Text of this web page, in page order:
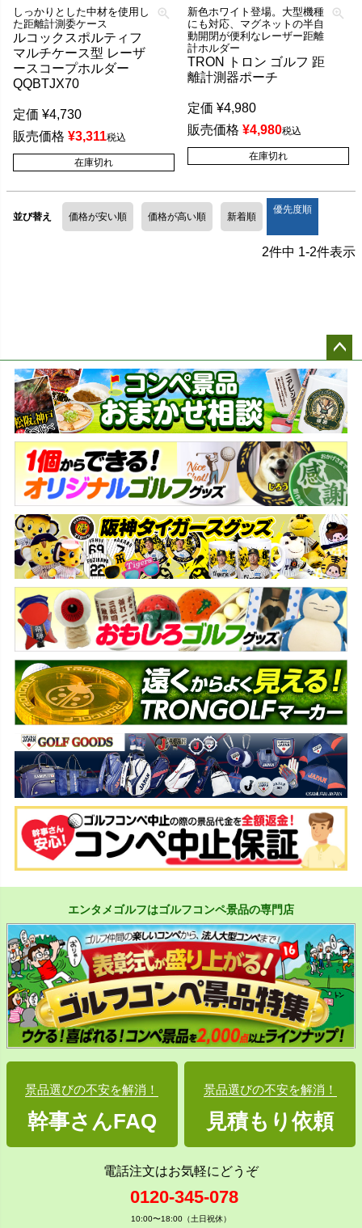
しっかりとした中材を使用し
た距離計測委ケース
ルコックスポルティフ
マルチケース型 レーザ
ースコープホルダー
QQBTJX70
定価 ¥4,730
販売価格 ¥3,311税込
在庫切れ
新色ホワイト登場。大型機種
にも対応、マグネットの半自
動開閉が便利なレーザー距離
計ホルダー
TRON トロン ゴルフ 距
離計測器ポーチ
定価 ¥4,980
販売価格 ¥4,980税込
在庫切れ
並び替え 価格が安い順 価格が高い順 新着順
優先度順
2件中 1-2件表示
ペー
ジト
ップ
へ
エンタメゴルフはゴルフコンペ景品の専門店
景品選びの不安を解消！
幹事さんFAQ
景品選びの不安を解消！
見積もり依頼
電話注文はお気軽にどうぞ
0120-345-078
10:00〜18:00（土日祝休）